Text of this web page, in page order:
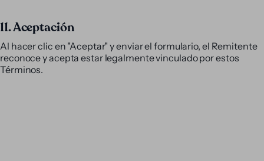
11. Aceptación
Al hacer clic en "Aceptar" y enviar el formulario, el Remitente
reconoce y acepta estar legalmente vinculado por estos
Términos.